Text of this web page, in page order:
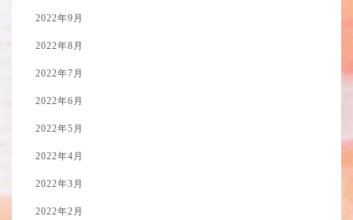
2022年9月
2022年8月
2022年7月
2022年6月
2022年5月
2022年4月
2022年3月
2022年2月